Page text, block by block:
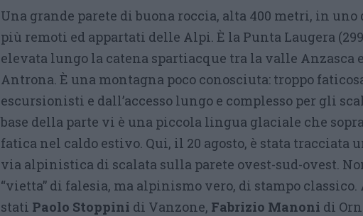
Una grande parete di buona roccia, alta 400 metri, in
più remoti ed appartati delle Alpi. È la Punta Laugera
elevata lungo la catena spartiacque tra la valle Anzasca
Antrona. È una montagna poco conosciuta: troppo
escursionisti e dall’accesso lungo e complesso per gli
base della parte vi è una piccola lingua glaciale che
fatica nel caldo estivo. Qui, il 20 agosto, è stata tracciata
via alpinistica di scalata sulla parete ovest-sud-ovest.
“vietta” di falesia, ma alpinismo vero, di stampo classico.
stati Paolo Stoppini di Vanzone, Fabrizio Manoni di